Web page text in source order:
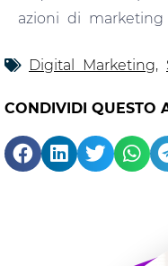
azioni di
Digital Marketing,
CONDIVIDI QUESTO